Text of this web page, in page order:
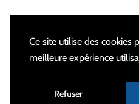
Ce site utilise des cookies
meilleure expérience
Refuser
MALTEPest votre